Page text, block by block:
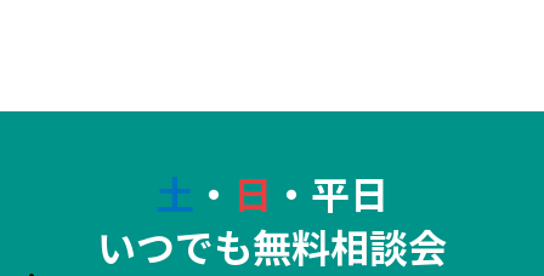
土 ・ 日 ・平日
いつでも無料相談会